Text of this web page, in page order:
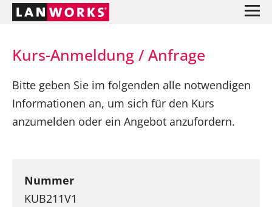
Kurs-Anmeldung / Anfrage
Bitte geben Sie im folgenden alle notwendigen
Informationen an, um sich für den Kurs
anzumelden oder ein Angebot anzufordern.
Nummer
KUB211V1